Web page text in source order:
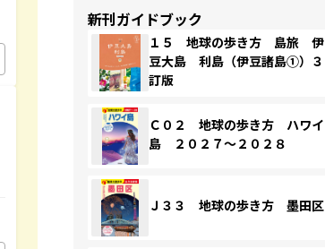
新刊ガイドブック
１５ 地球の歩き方 島旅 伊
豆大島 利島（伊豆諸島①）３
訂版
Ｃ０２ 地球の歩き方 ハワイ
島 ２０２７～２０２８
Ｊ３３ 地球の歩き方 墨田区